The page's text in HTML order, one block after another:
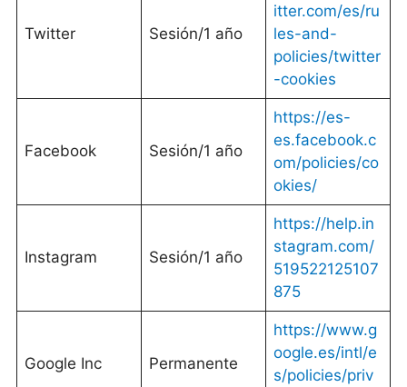
Twitter Sesión/1 año
itter.com/es/ru
les-and-
policies/twitter
-cookies
Facebook Sesión/1 año
https://es-
es.facebook.c
om/policies/co
okies/
Instagram Sesión/1 año
https://help.in
stagram.com/
519522125107
875
Google Inc Permanente
https://www.g
oogle.es/intl/e
s/policies/priv